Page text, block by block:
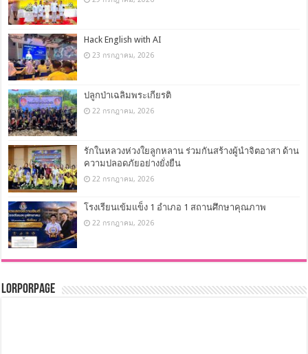
Hack English with AI
23 กรกฎาคม, 2026
ปลูกป่าเฉลิมพระเกียรติ
22 กรกฎาคม, 2026
รักในหลวงห่วงใยลูกหลาน ร่วมกันสร้างผู้นำจิตอาสา ด้าน
ความปลอดภัยอย่างยั่งยืน
22 กรกฎาคม, 2026
โรงเรียนเข้มแข็ง 1 อำเภอ 1 สถานศึกษาคุณภาพ
22 กรกฎาคม, 2026
LorPorPage